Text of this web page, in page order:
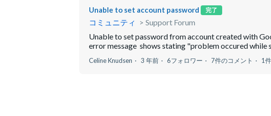
Unable to set account password 完了
コミュニティ
Support Forum
Unable to set password from account created with
error message shows stating "problem occured while
Celine Knudsen 3 年前 6フォロワー 7件のコメント 1